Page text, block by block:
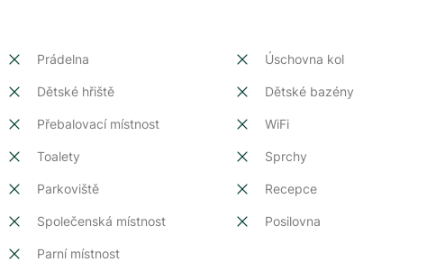
Prádelna Úschovna kol
Dětské hřiště Dětské bazény
Přebalovací místnost WiFi
Toalety Sprchy
Parkoviště Recepce
Společenská místnost Posilovna
Parní místnost